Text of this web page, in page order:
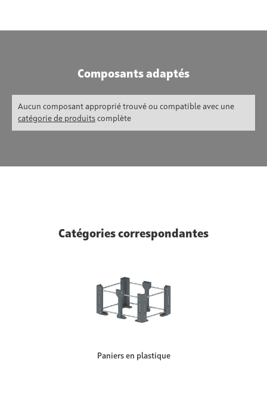
Composants adaptés
Aucun composant approprié trouvé ou compatible avec une
catégorie de produits complète
Catégories correspondantes
Paniers en plastique